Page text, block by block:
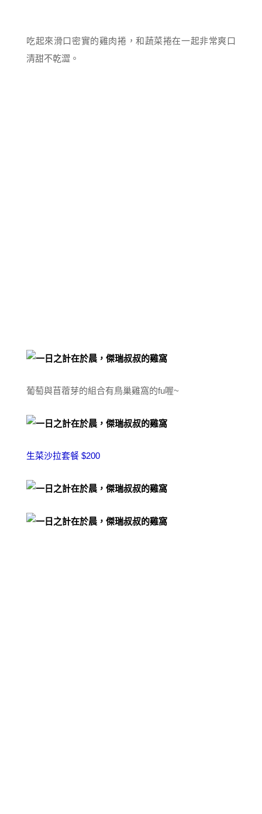
吃起來滑口密實的雞肉捲，和蔬菜捲在一起非常爽口
清甜不乾澀。
葡萄與苜蓿芽的組合有鳥巢雞窩的fu喔~
生菜沙拉套餐 $200